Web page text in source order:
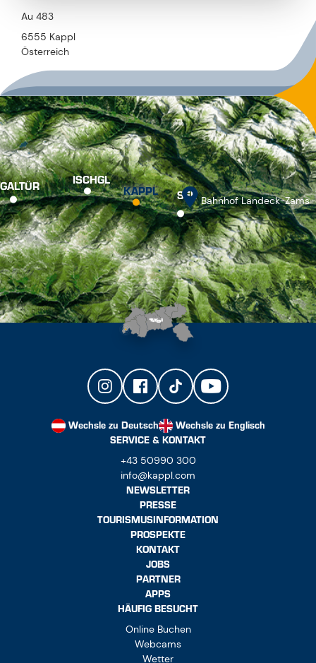
Au 483
6555 Kappl
Österreich
GALTÜR ISCHGL
KAPPL SEE Bahnhof Landeck-Zams
Wechsle zu Deutsch
Wechsle zu Englisch
SERVICE & KONTAKT
+43 50990 300
info@kappl.com
NEWSLETTER
PRESSE
TOURISMUSINFORMATION
PROSPEKTE
KONTAKT
JOBS
PARTNER
APPS
HÄUFIG BESUCHT
Online Buchen
Webcams
Wetter